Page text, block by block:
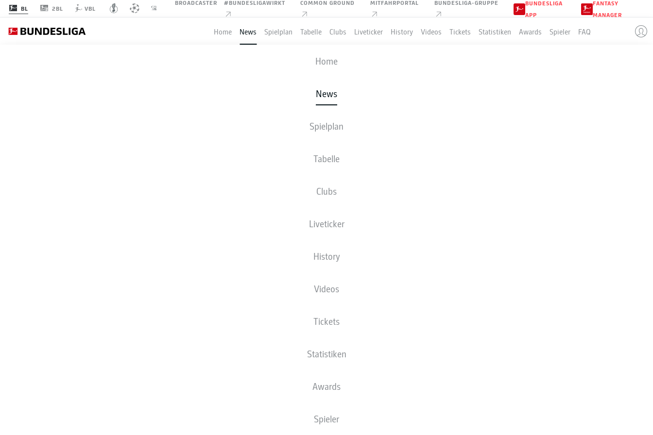
BL 2BL VBL
BROADCASTER #BUNDESLIGAWIRKT COMMON GROUND MITFAHRPORTAL BUNDESLIGA-GRUPPE
BUNDESLIGA
APP
FANTASY
MANAGER
Home News Spielplan Tabelle Clubs Liveticker History Videos Tickets Statistiken Awards Spieler FAQ
Home
News
Spielplan
Tabelle
Clubs
Liveticker
History
Videos
Tickets
Statistiken
Awards
Spieler
Anzeige
WARUM PADERBORN DIE RELEGATION